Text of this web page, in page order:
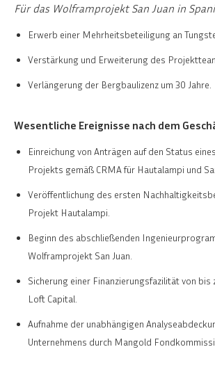
Für das Wolframprojekt San Juan in
Erwerb einer Mehrheitsbeteiligung an
Verstärkung und Erweiterung des
Verlängerung der Bergbaulizenz um 30 Jahre.
Wesentliche Ereignisse nach dem
Einreichung von Anträgen auf den Status
Projekts gemäß CRMA für Hautalampi und
Veröffentlichung des ersten
Projekt Hautalampi.
Beginn des abschließenden
Wolframprojekt San Juan.
Sicherung einer Finanzierungsfazilität von bis
Loft Capital.
Aufnahme der unabhängigen
Unternehmens durch Mangold